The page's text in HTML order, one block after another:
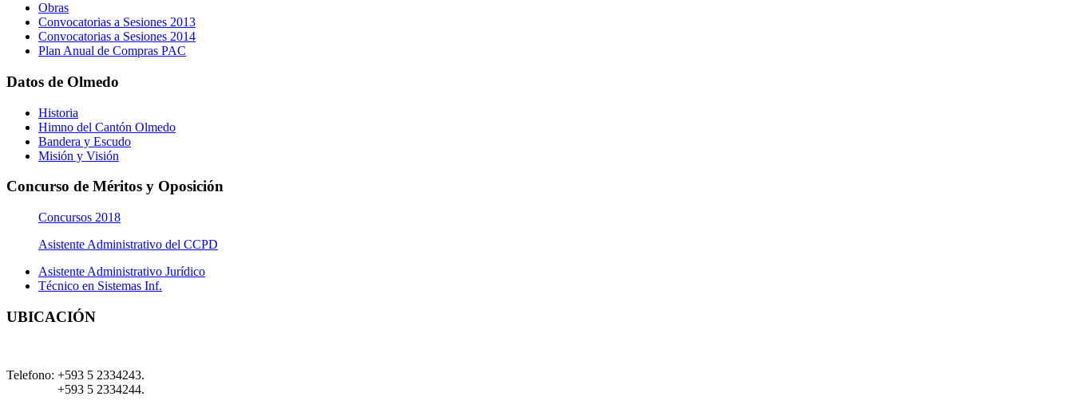
Obras
Convocatorias a Sesiones 2013
Convocatorias a Sesiones 2014
Plan Anual de Compras PAC
Datos de Olmedo
Historia
Himno del Cantón Olmedo
Bandera y Escudo
Misión y Visión
Concurso de Méritos y Oposición
Concursos 2018
Asistente Administrativo del CCPD
Asistente Administrativo Jurídico
Técnico en Sistemas Inf.
UBICACIÓN
Telefono: +593 5 2334243.
+593 5 2334244.